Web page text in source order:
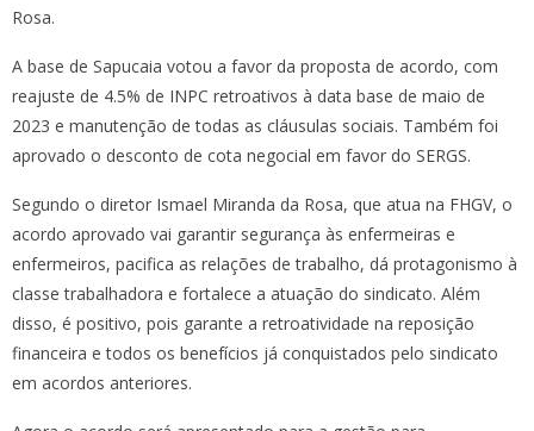
Rosa.
A base de Sapucaia votou a favor da proposta de acordo, com
reajuste de 4.5% de INPC retroativos à data base de maio de
2023 e manutenção de todas as cláusulas sociais. Também foi
aprovado o desconto de cota negocial em favor do SERGS.
Segundo o diretor Ismael Miranda da Rosa, que atua na FHGV, o
acordo aprovado vai garantir segurança às enfermeiras e
enfermeiros, pacifica as relações de trabalho, dá protagonismo à
classe trabalhadora e fortalece a atuação do sindicato. Além
disso, é positivo, pois garante a retroatividade na reposição
financeira e todos os benefícios já conquistados pelo sindicato
em acordos anteriores.